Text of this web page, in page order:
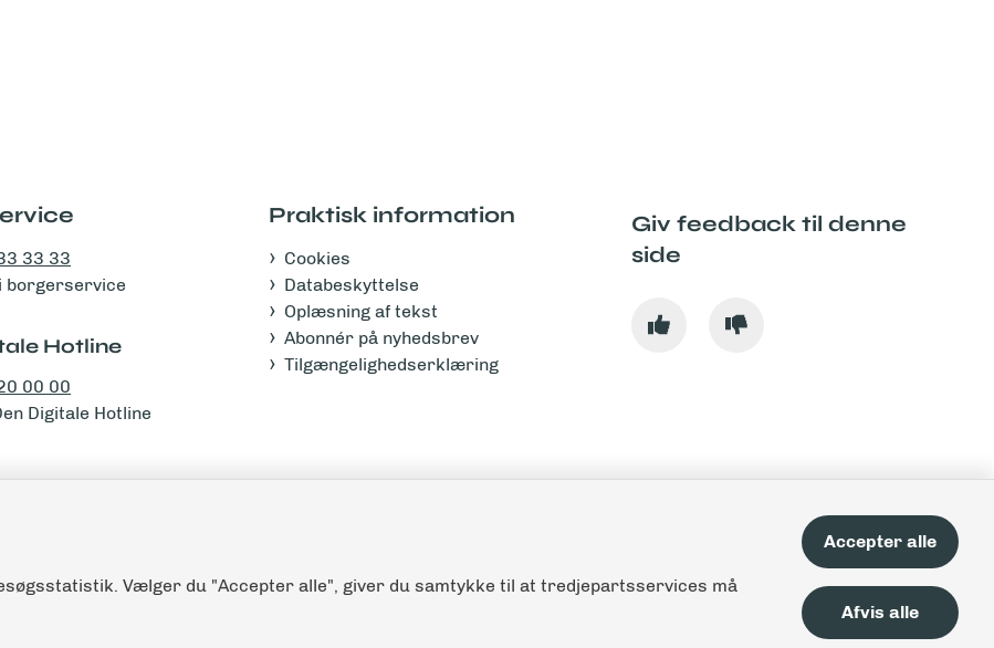
33 33
borgerservice
Hotline
00 00
Digitale Hotline
Praktisk information
Cookies
Databeskyttelse
Oplæsning af tekst
Abonnér på nyhedsbrev
Tilgængelighedserklæring
Giv feedback til denne
side
Vælger du "Accepter alle", giver du samtykke til at tredjepartsservices må
Accepter alle
Afvis alle